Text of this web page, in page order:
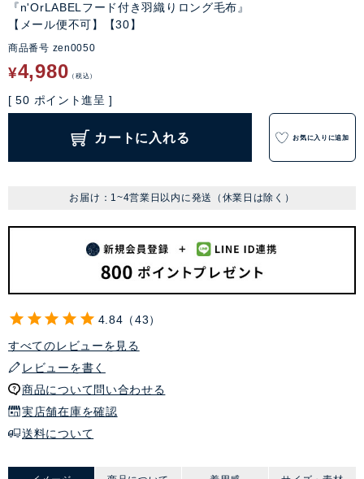
『n'OrLABELフード付き羽織りロング毛布』
【メール便不可】【30】
商品番号 zen0050
¥4,980 税込
[ 50 ポイント進呈 ]
カートに入れる お気に入りに追加
お届け：1~4営業日以内に発送（休業日は除く）
4.84
43
すべてのレビューを見る
レビューを書く
商品について問い合わせる
実店舗在庫を確認
送料について